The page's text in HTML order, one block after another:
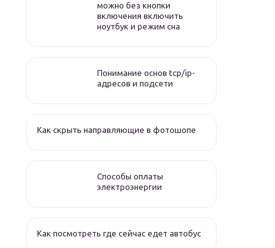
можно без кнопки
включения включить
ноутбук и режим сна
Понимание основ tcp/ip-
адресов и подсети
Как скрыть направляющие в фотошопе
Способы оплаты
электроэнергии
Как посмотреть где сейчас едет автобус